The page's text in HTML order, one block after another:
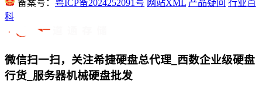
备案号： 粤ICP备2024252091号 网站XML 产品疑问 行业百
科
微信扫一扫，关注希捷硬盘总代理_西数企业级硬盘
行货_服务器机械硬盘批发